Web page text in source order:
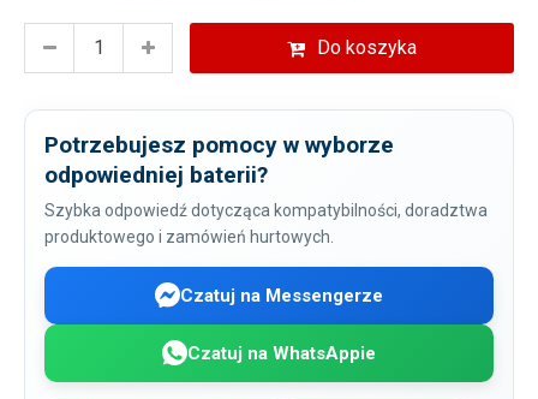
Do koszyka
Potrzebujesz pomocy w wyborze
odpowiedniej baterii?
Szybka odpowiedź dotycząca kompatybilności, doradztwa
produktowego i zamówień hurtowych.
Czatuj na Messengerze
Czatuj na WhatsAppie